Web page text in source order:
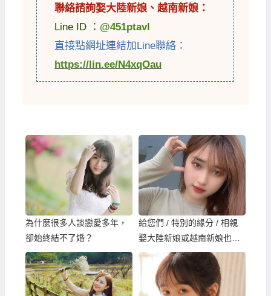
聯絡諮詢娶大陸新娘 、越南新娘 ：
Line ID ： @451ptavl
直接點網址連結加Line聯絡：
https://lin.ee/N4xqOau
為什麼很多人談戀愛多年，
卻始終結不了婚？
給您們 / 特別的緣分 / 相親
娶大陸新娘或越南新娘也可
以很好！